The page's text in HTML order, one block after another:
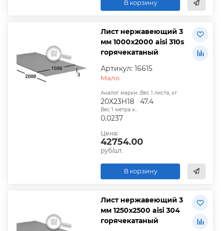
В корзину
Лист нержавеющий 3
мм 1000х2000 aisi 310s
горячекатаный
Артикул: 16615
Мало
Аналог марки стали:
20Х23Н18
Вес 1 листа, кг:
47.4
Вес 1 метра квадратного, т:
0.0237
Цена:
42754.00
руб/шт.
В корзину
Лист нержавеющий 3
мм 1250х2500 aisi 304
горячекатаный